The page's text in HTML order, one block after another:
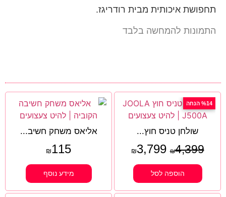
תחפושת איכותית מבית רודריגז.
התמונות להמחשה בלבד
%14 הנחה
שולחן טניס חוץ...
₪4,399
₪3,799
הוספה לסל
אליאס משחק חשיב...
₪115
מידע נוסף